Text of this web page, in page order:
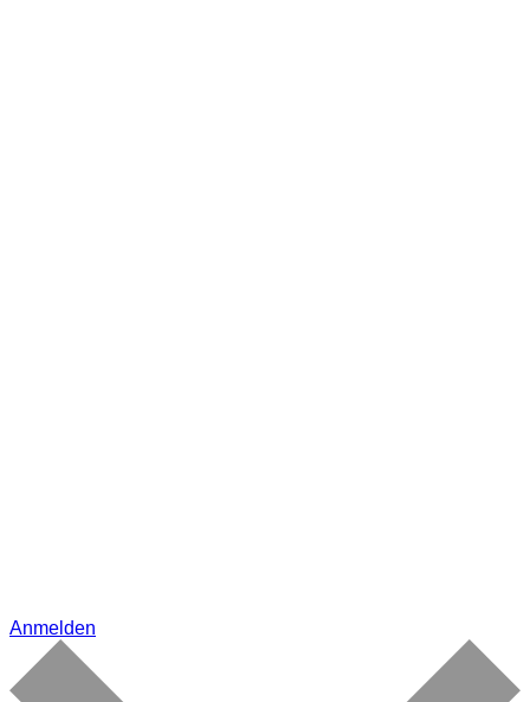
Anmelden